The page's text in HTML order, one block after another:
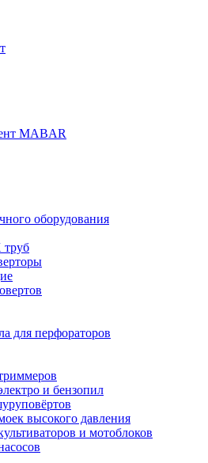
MABAR
оборудования
для перфораторов
и бензопил
высокого давления
и мотоблоков